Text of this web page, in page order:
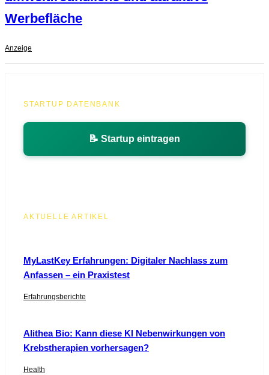
Werbefläche
Anzeige
STARTUP DATENBANK
📝 Startup eintragen
AKTUELLE ARTIKEL
MyLastKey Erfahrungen: Digitaler Nachlass zum
Anfassen – ein Praxistest
Erfahrungsberichte
Alithea Bio: Kann diese KI Nebenwirkungen von
Krebstherapien vorhersagen?
Health